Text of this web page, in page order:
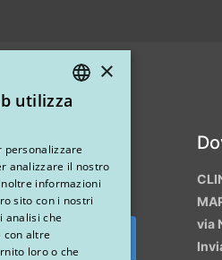
Segui su Instagram
via
×
utilizza
personalizzare
analizzare il nostro
informazioni
sito con i nostri
analisi che
con altre
loro o che